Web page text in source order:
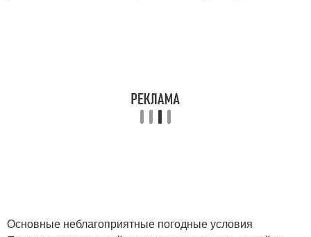
Основные неблагоприятные погодные условия